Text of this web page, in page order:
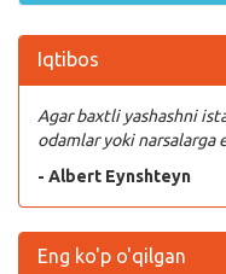
Iqtibos
Agar baxtli yashashni
odamlar yoki narsalarga
- Albert Eynshteyn
Eng ko'p o'qilgan